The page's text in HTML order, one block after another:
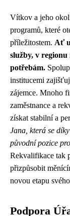
Vítkov a jeho
programů, které
příležitostem. Ať
služby, v
potřebám.
institucemi
zájemce. Mnoho
zaměstnance a
získat stabilní a
Jana, která se
původní pozice
Rekvalifikace tak
přizpůsobit
novou etapu
Podpora